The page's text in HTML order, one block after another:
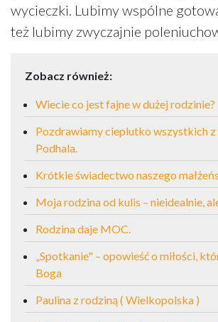
wycieczki. Lubimy wspólne
też lubimy zwyczajnie
Zobacz również:
Wiecie co jest fajne w dużej rodzinie?
Pozdrawiamy cieplutko wszystkich z
Podhala.
Krótkie świadectwo naszego
Moja rodzina od kulis – nieidealnie,
Rodzina daje MOC.
„Spotkanie" – opowieść o miłości,
Boga
Paulina z rodziną ( Wielkopolska )